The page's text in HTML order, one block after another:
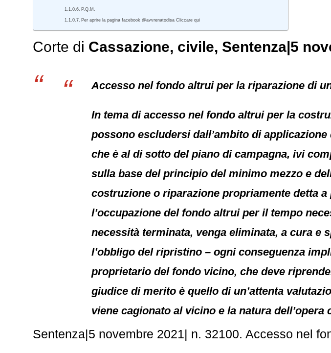
P.Q.M.
Per aprire la pagina facebook @avvrenatodisa Cliccare qui
Corte di Cassazione, civile, Sentenza|5
Accesso nel fondo altrui per la riparazione di
In tema di accesso nel fondo altrui per la
possono escludersi dall’ambito di
che è al di sotto del piano di campagna, ivi
sulla base del principio del minimo mezzo e
costruzione o riparazione propriamente detta
l’occupazione del fondo altrui per il tempo
necessità terminata, venga eliminata, a cura e
l’obbligo del ripristino – ogni conseguenza
proprietario del fondo vicino, che deve
giudice di merito è quello di un’attenta
viene cagionato al vicino e la natura dell’opera
Sentenza|5 novembre 2021| n. 32100. Accesso nel